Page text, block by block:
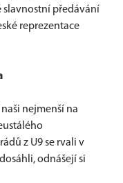
slavnostní předávání
reprezentace
nejmenší na
z U9 se rvali v
odnášejí si